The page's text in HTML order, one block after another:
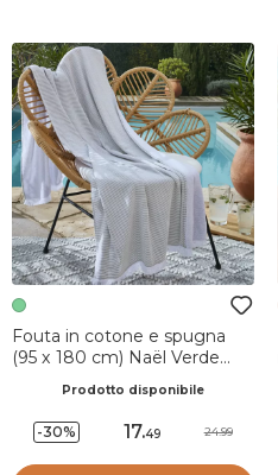
Fouta in cotone e spugna
(95 x 180 cm) Naël Verde
Prodotto disponibile
-30% 17.49 24.99